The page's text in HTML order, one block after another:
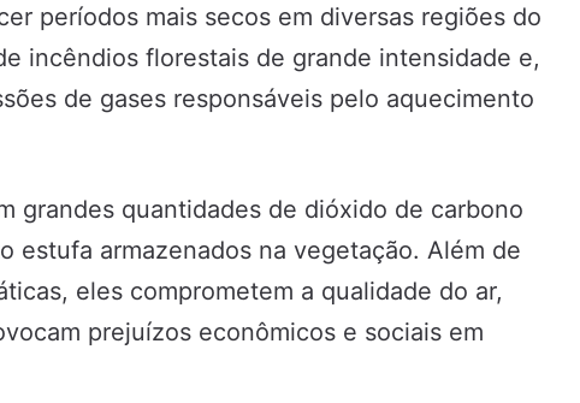
períodos mais secos em diversas regiões do
incêndios florestais de grande intensidade e,
de gases responsáveis pelo aquecimento
grandes quantidades de dióxido de carbono
estufa armazenados na vegetação. Além de
eles comprometem a qualidade do ar,
prejuízos econômicos e sociais em